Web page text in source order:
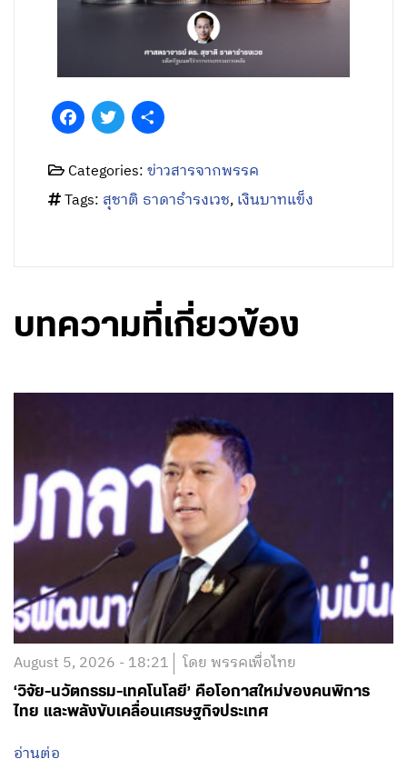
FacebookTwitter
Categories:ข่าวสารจากพรรค
Tags: สุชาติ​ ธา​ดา​ธำ​รง​เวช,เงินบาทแข็ง
บทความที่เกี่ยวข้อง
August 5, 2026 - 18:21 โดย พรรคเพื่อไทย
‘วิจัย-นวัตกรรม-เทคโนโลยี’ คือโอกาสใหม่ของคนพิการ
ไทย และพลังขับเคลื่อนเศรษฐกิจประเทศ